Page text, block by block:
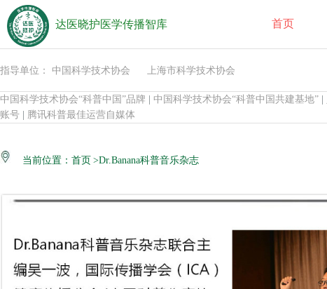
达医晓护医学传播智库 首页
指导单位： 中国科学技术协会 上海市科学技术协会
中国科学技术协会“科普中国”品牌 中国科学技术协会“科普中国共建基地”
账号
腾讯科普最佳运营自媒体
当前位置： 首页 >Dr.Banana科普音乐杂志